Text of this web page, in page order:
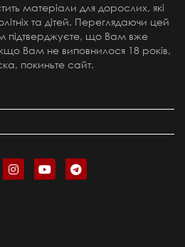
матеріали для дорослих, які
та дітей. Переглядаючи цей
підтверджуєте, що Вам вже
Вам не виповнилося 18 років,
покиньте сайт.